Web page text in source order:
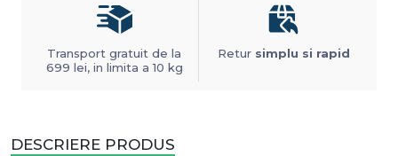
Transport gratuit de la
699 lei, in limita a 10 kg
Retur simplu si rapid
DESCRIERE PRODUS